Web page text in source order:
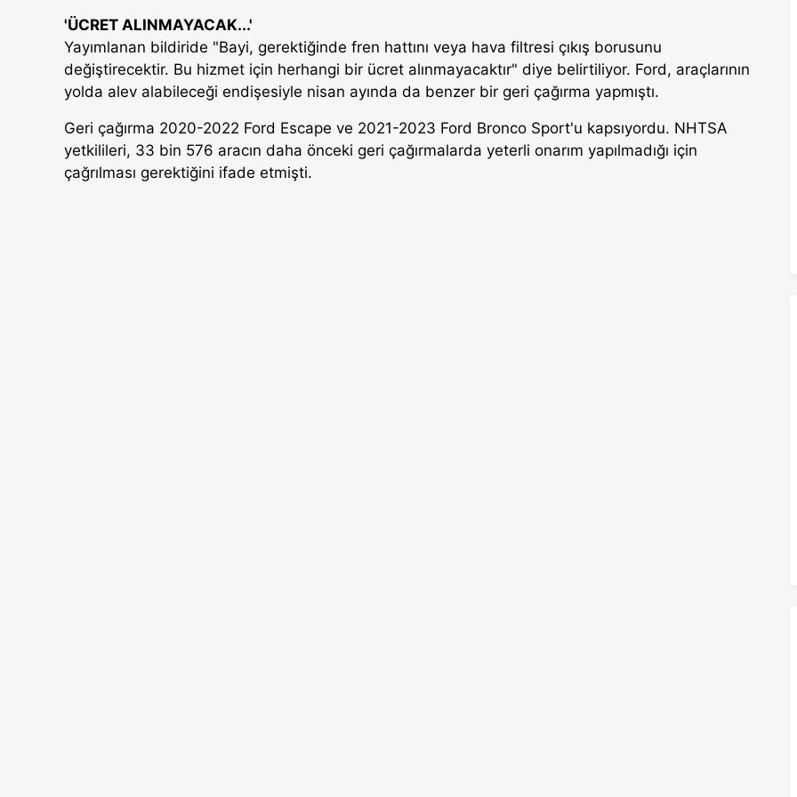
'ÜCRET ALINMAYACAK...'
Yayımlanan bildiride "Bayi, gerektiğinde fren hattını veya hava filtresi çıkış borusunu
değiştirecektir. Bu hizmet için herhangi bir ücret alınmayacaktır" diye belirtiliyor. Ford, araçlarının
yolda alev alabileceği endişesiyle nisan ayında da benzer bir geri çağırma yapmıştı.
Geri çağırma 2020-2022 Ford Escape ve 2021-2023 Ford Bronco Sport'u kapsıyordu. NHTSA
yetkilileri, 33 bin 576 aracın daha önceki geri çağırmalarda yeterli onarım yapılmadığı için
çağrılması gerektiğini ifade etmişti.